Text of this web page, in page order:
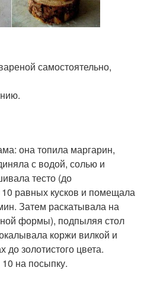
самостоятельно,
она топила маргарин,
с водой, солью и
тесто (до
равных кусков и помещала
Затем раскатывала на
формы), подпыляя стол
коржи вилкой и
до золотистого цвета.
на посыпку.